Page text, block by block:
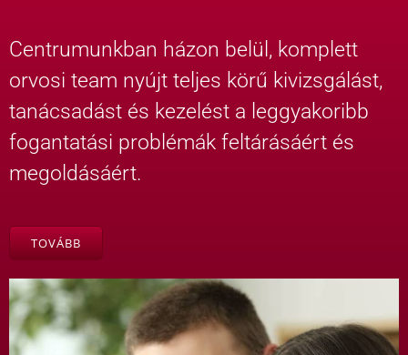
Centrumunkban házon belül, komplett
orvosi team nyújt teljes körű kivizsgálást,
tanácsadást és kezelést a leggyakoribb
fogantatási problémák feltárásáért és
megoldásáért.
TOVÁBB